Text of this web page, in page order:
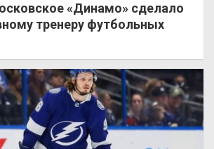
«Динамо» сделало
тренеру футбольных